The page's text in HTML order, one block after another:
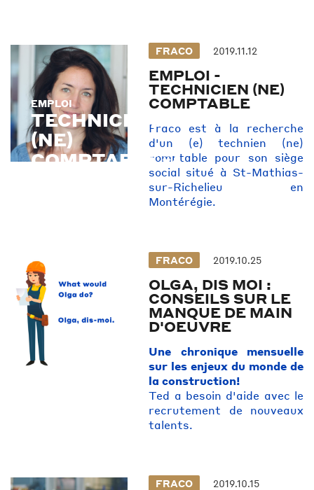
EMPLOI
TECHNICIEN
(NE)
COMPTABLE
EMPLOI
FRACO 2019.11.12
EMPLOI -
TECHNICIEN (NE)
COMPTABLE
Fraco est à la recherche
d'un (e) technien (ne)
comptable pour son siège
social situé à St-Mathias-
sur-Richelieu en
Montérégie.
FRACO 2019.10.25
OLGA, DIS MOI :
CONSEILS SUR LE
MANQUE DE MAIN
D'OEUVRE
Une chronique mensuelle
sur les enjeux du monde de
la construction!
Ted a besoin d'aide avec le
recrutement de nouveaux
talents.
FRACO 2019.10.15